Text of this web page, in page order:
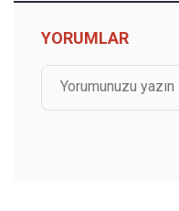
YORUMLAR